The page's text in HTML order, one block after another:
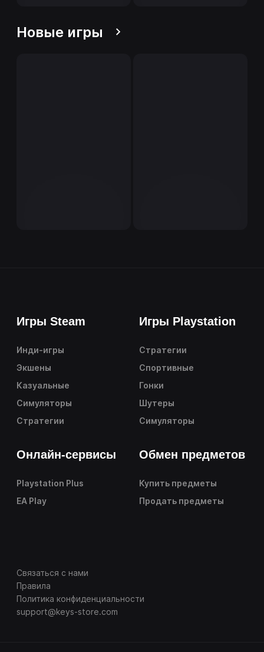
Новые игры
Игры Steam
Инди-игры
Экшены
Казуальные
Симуляторы
Стратегии
Игры Playstation
Стратегии
Спортивные
Гонки
Шутеры
Симуляторы
Онлайн-сервисы
Playstation Plus
EA Play
Обмен предметов
Купить предметы
Продать предметы
Связаться с нами
Правила
Политика конфиденциальности
support@keys-store.com